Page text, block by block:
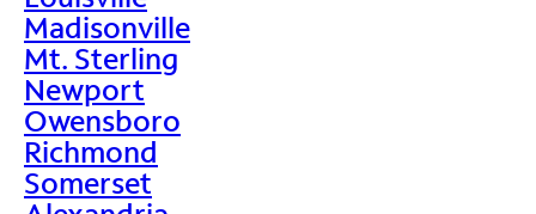
Madisonville
Mt. Sterling
Newport
Owensboro
Richmond
Somerset